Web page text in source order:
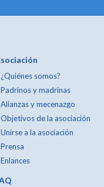
¿Quiénes somos?
Padrinos y madrinas
Alianzas y mecenazgo
Objetivos de la asociación
Unirse a la asociación
Prensa
Enlances